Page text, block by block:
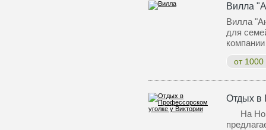
Вилла
Вилла
для
от
Отдых в
На